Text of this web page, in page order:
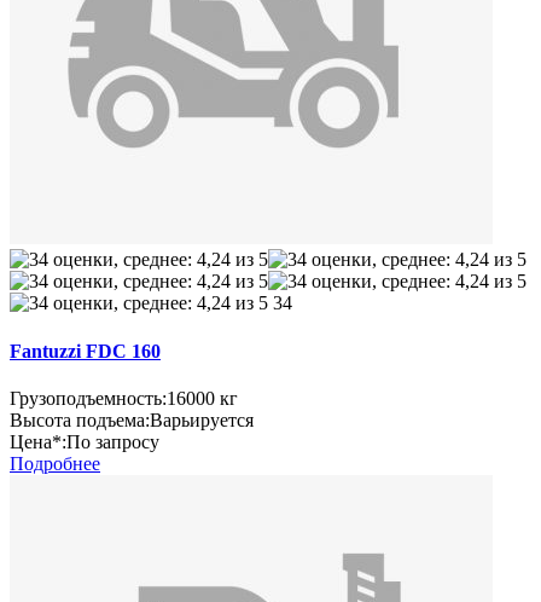
34
Fantuzzi FDC 160
Грузоподъемность:16000 кг
Высота подъема:Варьируется
Цена*:По запросу
Подробнее